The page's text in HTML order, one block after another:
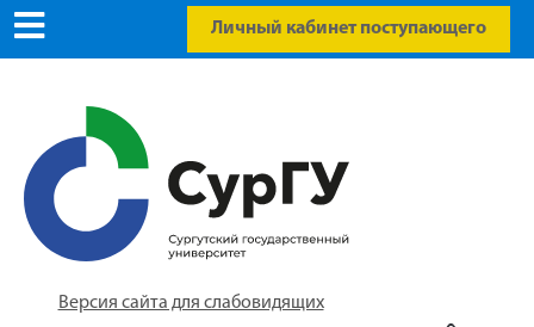
Личный кабинет поступающего
Версия сайта для слабовидящих